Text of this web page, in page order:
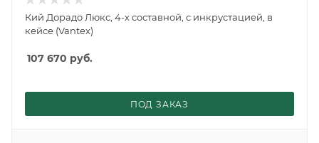
Кий Дорадо Люкс, 4-х составной, с инкрустацией, в
кейсе (Vantex)
107 670 руб.
ПОД ЗАКАЗ